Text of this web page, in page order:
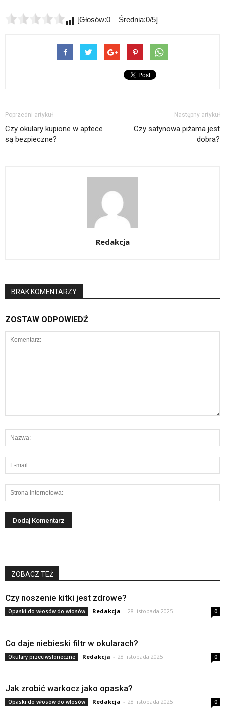
[Głosów:0 Średnia:0/5]
Poprzedni artykuł
Czy okulary kupione w aptece
są bezpieczne?
Następny artykuł
Czy satynowa piżama jest
dobra?
Redakcja
BRAK KOMENTARZY
ZOSTAW ODPOWIEDŹ
ZOBACZ TEŻ
Czy noszenie kitki jest zdrowe?
Opaski do włosów do włosów Redakcja - 28 listopada 2025 0
Co daje niebieski filtr w okularach?
Okulary przeciwsłoneczne Redakcja - 28 listopada 2025 0
Jak zrobić warkocz jako opaska?
Opaski do włosów do włosów Redakcja - 28 listopada 2025 0